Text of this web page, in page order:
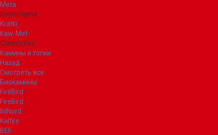
Meta
Royal Flame
Kratki
Kaw-Met
Glamm Fire
Камины и топки
Назад
Смотреть все
Биокамины
FireBird
FireBird
IldNord
Kalfire
BEF